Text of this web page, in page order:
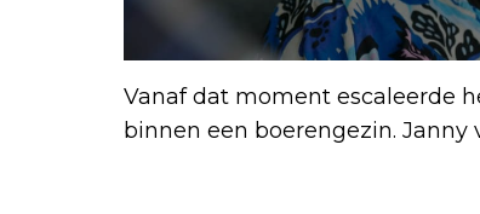
Vanaf dat moment escaleerde
binnen een boerengezin. Janny